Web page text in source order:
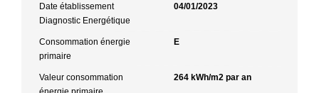
Date établissement
Diagnostic Energétique
04/01/2023
Consommation énergie
primaire
E
Valeur consommation
264 kWh/m2 par an